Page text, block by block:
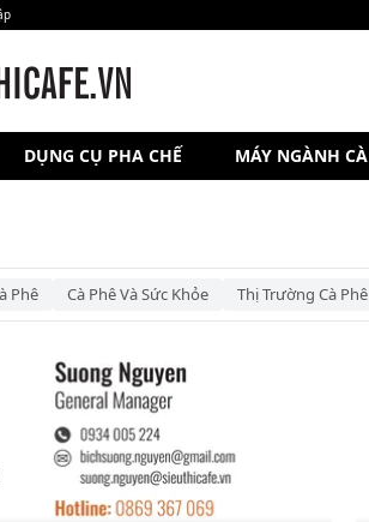
DỤNG CỤ PHA CHẾ MÁY NGÀNH
Phê Cà Phê Và Sức Khỏe Thị Trường Cà Phê